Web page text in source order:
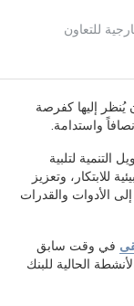
للتعاون
يُنظر إليها كفرصة
واستدامة.
لتلبية
للابتكار، وتعزيز
الأدوات والقدرات
في وقت سابق
الحالية للبنك